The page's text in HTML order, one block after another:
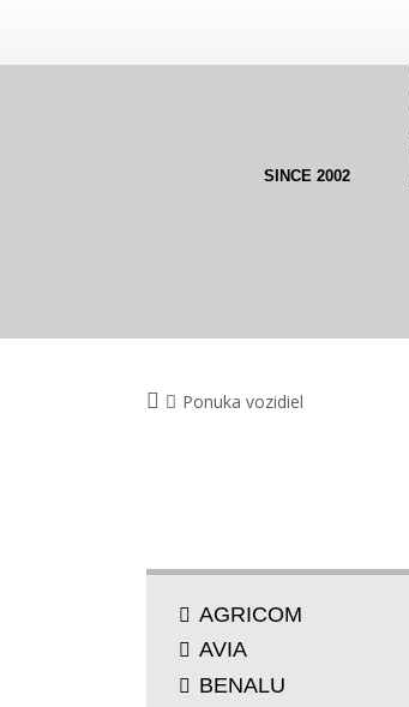
SINCE 2002
Ponuka vozidiel
AGRICOM
AVIA
BENALU